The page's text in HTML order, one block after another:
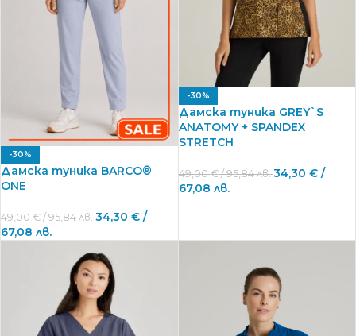
-30%
Дамска туника BARCO®
ONE
49,00€/ 95,84 лв.34,30 € /
67,08 лв.
-30%
Дамска туника GREY`S
ANATOMY + SPANDEX
STRETCH
49,00€/ 95,84 лв.34,30 €/
67,08 лв.